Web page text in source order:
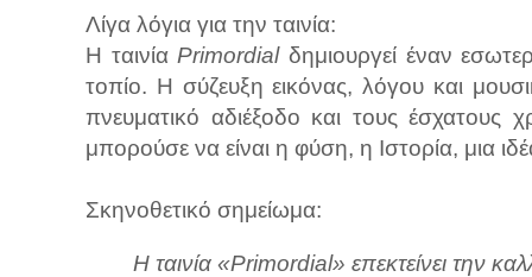
Λίγα λόγια για την ταινία:
Η ταινία Primordialδημιουργεί έναν
τοπίο. Η σύζευξη εικόνας, λόγου και
πνευματικό αδιέξοδο και τους
μπορούσε να είναι η φύση, η Ιστορία, μια
Σκηνοθετικό σημείωμα:
Η ταινία «Primordial» επεκτείνει την